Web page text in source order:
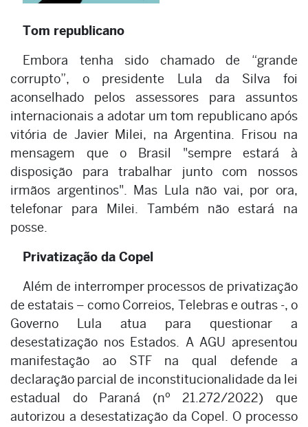
Tom republicano
Embora tenha sido chamado de “grande
corrupto”, o presidente Lula da Silva foi
aconselhado pelos assessores para assuntos
internacionais a adotar um tom republicano após
vitória de Javier Milei, na Argentina. Frisou na
mensagem que o Brasil "sempre estará à
disposição para trabalhar junto com nossos
irmãos argentinos". Mas Lula não vai, por ora,
telefonar para Milei. Também não estará na
posse.
Privatização da Copel
Além de interromper processos de privatização
de estatais – como Correios, Telebras e outras -, o
Governo Lula atua para questionar a
desestatização nos Estados. A AGU apresentou
manifestação ao STF na qual defende a
declaração parcial de inconstitucionalidade da lei
estadual do Paraná (nº 21.272/2022) que
autorizou a desestatização da Copel. O processo